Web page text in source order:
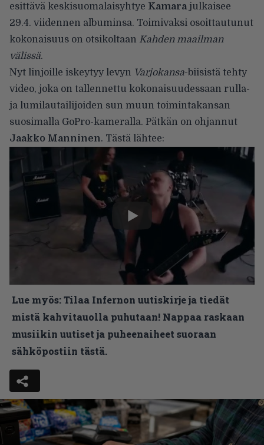
esittävä keskisuomalaisyhtye Kamarajulkaisee
29.4. viidennen albuminsa. Toimivaksi osoittautunut
kokonaisuus on otsikoltaan Kahden maailman
välissä.
Nyt linjoille iskeytyy levyn Varjokansa-biisistä tehty
video, joka on tallennettu kokonaisuudessaan rulla-
ja lumilautailijoiden sun muun toimintakansan
suosimalla GoPro-kameralla. Pätkän on ohjannut
Jaakko Manninen. Tästä lähtee:
Lue myös:Tilaa Infernon uutiskirje ja tiedät
mistä kahvitauolla puhutaan! Nappaa raskaan
musiikin uutiset ja puheenaiheet suoraan
sähköpostiin tästä.